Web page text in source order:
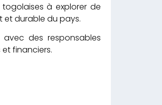
à explorer de
et durable du pays.
des responsables
financiers.